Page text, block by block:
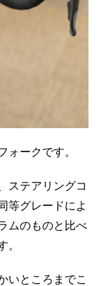
ォークです。
ステアリングコ
等グレードによ
ムのものと比べ
。
いところまでこ